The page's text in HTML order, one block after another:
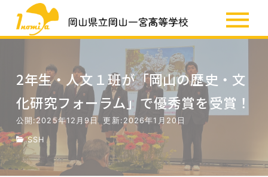
SSH
お知らせ
2年生・人文１班が「岡山の歴史・文
化研究フォーラム」で優秀賞を受賞！
公開:2025年12月9日 更新:2026年1月20日
SSH